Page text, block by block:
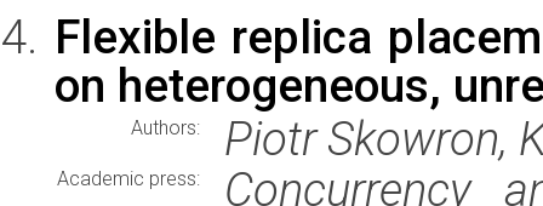
Flexible replica
on heterogeneous,
Authors: Piotr Skowron,
Academic press: Concurrency